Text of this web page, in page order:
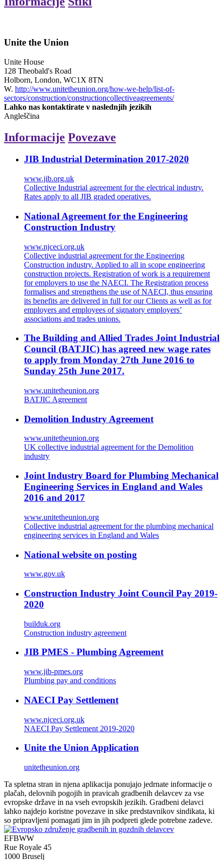
Unite the Union
Unite House
128 Theobald's Road
Holborn, London, WC1X 8TN
W. http://www.unitetheunion.org/how-we-help/list-of-
sectors/construction/constructioncollectiveagreements/
Lahko nas kontaktirate v naslednjih jezikih
Angleščina
Informacije Povezave
JIB Industrial Determination 2017-2020
www.jib.org.uk
Collective Industrial agreement for the electrical industry.
Rates apply to all JIB graded operatives.
National Agreement for the Engineering
Construction Industry
www.njceci.org.uk
Collective industrial agreement for the Engineering
Construction industry. Applied to all in scope engineering
construction projects. Registration of work is a requirement
for employers to use the NAECI. The Registration process
formalises and strengthens the use of NAECI, thus ensuring
its benefits are delivered in full for our Clients as well as for
employers and employees of signatory employers’
associations and trades unions.
The Building and Allied Trades Joint Industrial
Council (BATJIC) has agreed new wage rates
to apply from Monday 27th June 2016 to
Sunday 25th June 2017.
www.unitetheunion.org
BATJIC Agreement
Demolition Industry Agreement
www.unitetheunion.org
UK collective industrial agreement for the Demolition
industry
Joint Industry Board for Plumbing Mechanical
Engineering Services in England and Wales
2016 and 2017
www.unitetheunion.org
Collective industrial agreement for the plumbing mechanical
engineering services in England and Wales
National website on posting
www.gov.uk
Construction Industry Joint Council Pay 2019-
2020
builduk.org
Construction industry agreement
JIB PMES - Plumbing Agreement
www.jib-pmes.org
Plumbing pay and conditions
NAECI Pay Settlement
www.njceci.org.uk
NAECI Pay Settlement 2019-2020
Unite the Union Application
unitetheunion.org
Ta spletna stran in njena aplikacija ponujajo jedrnate informacije o
plačah, delovnih pogojih in pravicah gradbenih delavcev za vse
evropske države in na vseh evropskih jezikih. Gradbeni delavci
lahko najdejo koristne povezave in sike predstavnikov sindikata, ki
so pripravljeni pomagati jim in jih podpreti glede potrebne zadeve.
EFBWW
Rue Royale 45
1000 Bruselj